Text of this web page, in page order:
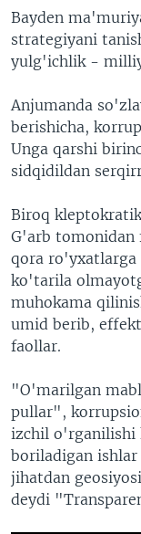
Bayden
strategiyani
yulg'ichlik -
Anjumanda
berishicha,
Unga qarshi
sidqidildan
Biroq
G'arb tomonidan
qora ro'yxatlarga
ko'tarila
muhokama
umid berib,
faollar.
"O'marilgan
pullar",
izchil o'rganilishi
boriladigan
jihatdan
deydi